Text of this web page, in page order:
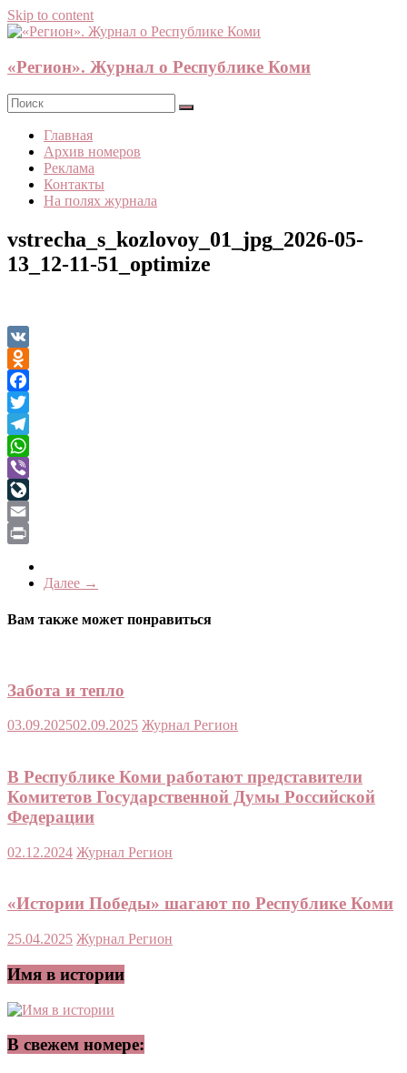
Skip to content
«Регион». Журнал о Республике Коми
Главная
Архив номеров
Реклама
Контакты
На полях журнала
vstrecha_s_kozlovoy_01_jpg_2026-05-
13_12-11-51_optimize
VK
Odnoklassniki
Facebook
Twitter
Telegram
WhatsApp
Viber
LiveJournal
Email
Далее →
Вам также может понравиться
Забота и тепло
03.09.202502.09.2025 Журнал Регион
В Республике Коми работают представители
Комитетов Государственной Думы Российской
Федерации
02.12.2024 Журнал Регион
«Истории Победы» шагают по Республике Коми
25.04.2025 Журнал Регион
Имя в истории
В свежем номере: